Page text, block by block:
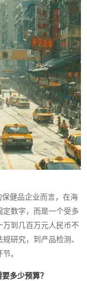
健品企业而言，在海
数字，而是一个受多
到几百万元人民币不
研究，到产品检测、
。
多少预算？